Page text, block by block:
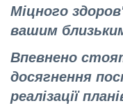
Міцного
вашим
Впевнено
досягнення
реалізації